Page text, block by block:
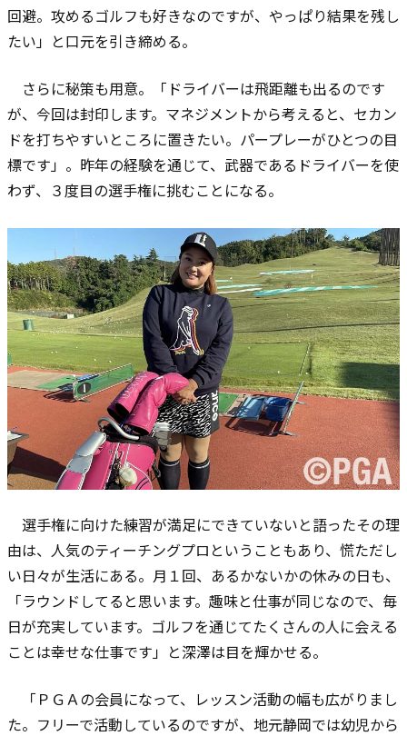
回避。攻めるゴルフも好きなのですが、やっぱり結果を残し
たい」と口元を引き締める。
さらに秘策も用意。「ドライバーは飛距離も出るのです
が、今回は封印します。マネジメントから考えると、セカン
ドを打ちやすいところに置きたい。パープレーがひとつの目
標です」。昨年の経験を通じて、武器であるドライバーを使
わず、３度目の選手権に挑むことになる。
選手権に向けた練習が満足にできていないと語ったその理
由は、人気のティーチングプロということもあり、慌ただし
い日々が生活にある。月１回、あるかないかの休みの日も、
「ラウンドしてると思います。趣味と仕事が同じなので、毎
日が充実しています。ゴルフを通じてたくさんの人に会える
ことは幸せな仕事です」と深澤は目を輝かせる。
「ＰＧＡの会員になって、レッスン活動の幅も広がりまし
た。フリーで活動しているのですが、地元静岡では幼児から